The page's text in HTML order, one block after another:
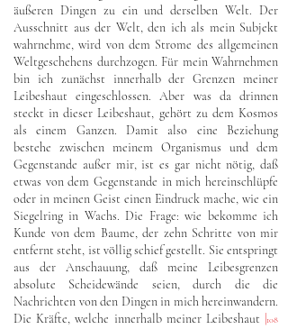
äußeren Dingen zu ein und derselben Welt. Der
Ausschnitt aus der Welt, den ich als mein Subjekt
wahrnehme, wird von dem Strome des allgemeinen
Weltgeschehens durchzogen. Für mein Wahrnehmen
bin ich zunächst innerhalb der Grenzen meiner
Leibeshaut eingeschlossen. Aber was da drinnen
steckt in dieser Leibeshaut, gehört zu dem Kosmos
als einem Ganzen. Damit also eine Beziehung
bestehe zwischen meinem Organismus und dem
Gegenstande außer mir, ist es gar nicht nötig, daß
etwas von dem Gegenstande in mich hereinschlüpfe
oder in meinen Geist einen Eindruck mache, wie ein
Siegelring in Wachs. Die Frage: wie bekomme ich
Kunde von dem Baume, der zehn Schritte von mir
entfernt steht, ist völlig schief gestellt. Sie entspringt
aus der Anschauung, daß meine Leibesgrenzen
absolute Scheidewände seien, durch die die
Nachrichten von den Dingen in mich hereinwandern.
Die Kräfte, welche innerhalb meiner Leibeshaut
108